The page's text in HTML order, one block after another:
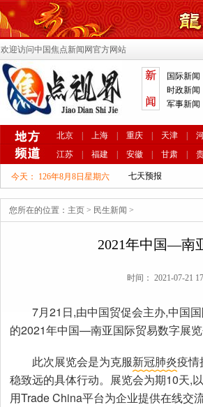
欢迎访问中国焦点新闻网官方网站
国际新闻
时政新闻
军事新闻
北京 上海 重庆 天津
江苏
福建 安徽 甘肃
今天： 126年8月8日星期六
您所在的位置： 主页 > 民生新闻 >
2021年中国—南
时间： 2021-07-21
7月21日,由中国贸促会主办,中国
的2021年中国—南亚国际贸易数字展览
此次展览会是为克服新冠肺炎疫情
稳致远的具体行动。展览会为期10天,
用Trade China平台为企业提供在线交